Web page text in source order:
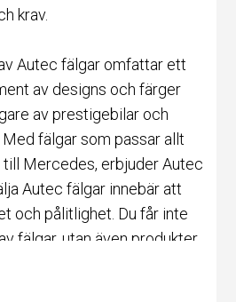
krav.
Autec fälgar omfattar ett
av designs och färger
av prestigebilar och
fälgar som passar allt
Mercedes, erbjuder Autec
Autec fälgar innebär att
och pålitlighet. Du får inte
fälgar, utan även produkter
design. Oavsett din